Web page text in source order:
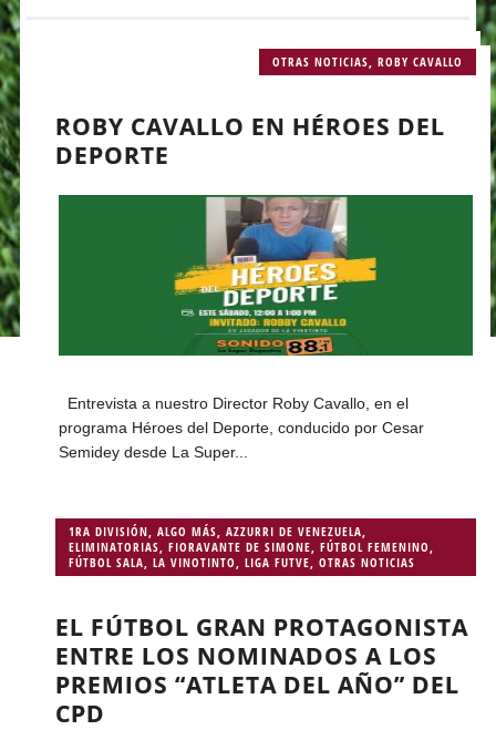
OTRAS NOTICIAS ,ROBY CAVALLO
ROBY CAVALLO EN HÉROES DEL
DEPORTE
Entrevista a nuestro Director Roby Cavallo, en el
programa Héroes del Deporte, conducido por Cesar
Semidey desde La Super...
1RA DIVISIÓN ALGO MÁS AZZURRI DE VENEZUELA
ELIMINATORIAS FIORAVANTE DE SIMONE FÚTBOL FEMENINO
FÚTBOL SALA LA VINOTINTO LIGA FUTVE OTRAS NOTICIAS
EL FÚTBOL GRAN PROTAGONISTA
ENTRE LOS NOMINADOS A LOS
PREMIOS “ATLETA DEL AÑO” DEL
CPD